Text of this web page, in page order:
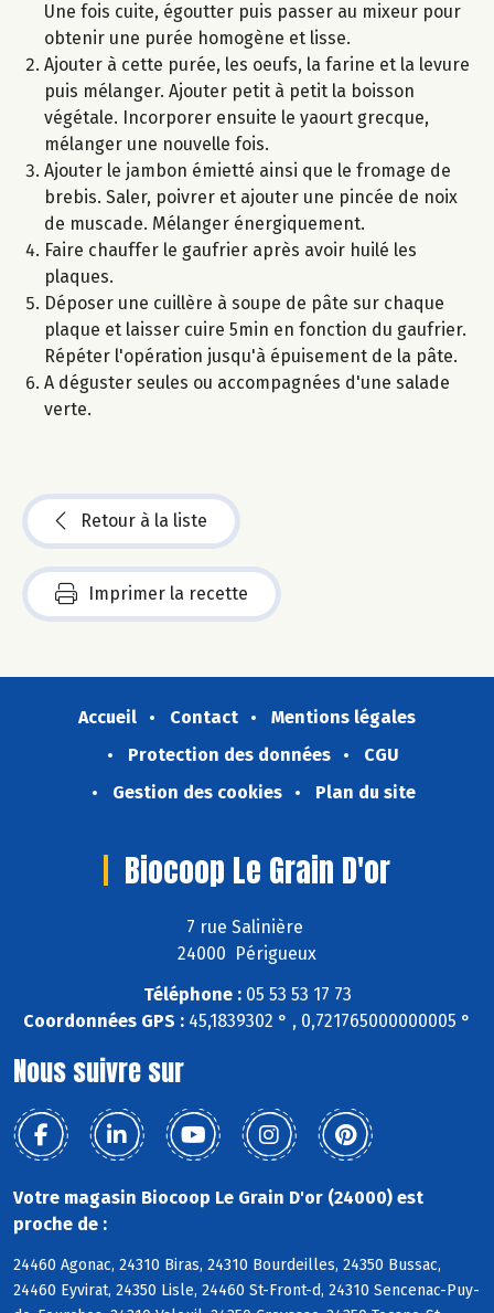
Une fois cuite, égoutter puis passer au mixeur pour
obtenir une purée homogène et lisse.
Ajouter à cette purée, les oeufs, la farine et la levure
puis mélanger. Ajouter petit à petit la boisson
végétale. Incorporer ensuite le yaourt grecque,
mélanger une nouvelle fois.
Ajouter le jambon émietté ainsi que le fromage de
brebis. Saler, poivrer et ajouter une pincée de noix
de muscade. Mélanger énergiquement.
Faire chauffer le gaufrier après avoir huilé les
plaques.
Déposer une cuillère à soupe de pâte sur chaque
plaque et laisser cuire 5min en fonction du gaufrier.
Répéter l'opération jusqu'à épuisement de la pâte.
A déguster seules ou accompagnées d'une salade
verte.
Retour à la liste
Imprimer la recette
Accueil Contact
Mentions légales
Protection des données
CGU
Gestion des cookies
Plan du site
Biocoop Le Grain D'or
7 rue Salinière
24000 Périgueux
Téléphone :05 53 53 17 73
Coordonnées GPS : 45,1839302 ° , 0,721765000000005 °
Nous suivre sur
Votre magasin Biocoop Le Grain D'or (24000) est
proche de :
24460 Agonac, 24310 Biras, 24310 Bourdeilles, 24350 Bussac,
24460 Eyvirat, 24350 Lisle, 24460 St-Front-d, 24310 Sencenac-Puy-